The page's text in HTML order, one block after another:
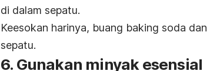
di dalam sepatu.
Keesokan harinya, buang baking soda dan
sepatu.
6. Gunakan minyak esensial